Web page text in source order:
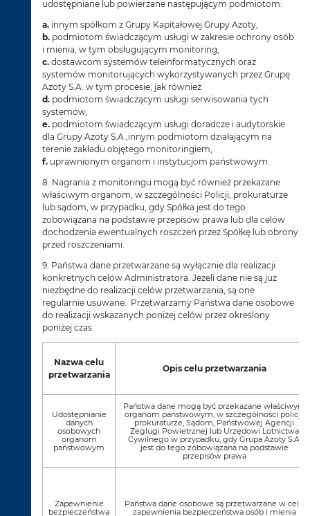
udostępniane lub powierzane następującym podmiotom:
a. innym spółkom z Grupy Kapitałowej Grupy Azoty,
b. podmiotom świadczącym usługi w zakresie ochrony osób
i mienia, w tym obsługującym monitoring,
c.dostawcom systemów teleinformatycznych oraz
systemów monitorujących wykorzystywanych przez Grupę
Azoty S.A. w tym procesie, jak również
d. podmiotom świadczącym usługi serwisowania tych
systemów,
e. podmiotom świadczącym usługi doradcze i audytorskie
dla Grupy Azoty S.A.,innym podmiotom działającym na
terenie zakładu objętego monitoringiem,
f. uprawnionym organom i instytucjom państwowym.
8. Nagrania z monitoringu mogą być również przekazane
właściwym organom, w szczególności Policji, prokuraturze
lub sądom, w przypadku, gdy Spółka jest do tego
zobowiązana na podstawie przepisów prawa lub dla celów
dochodzenia ewentualnych roszczeń przez Spółkę lub obrony
przed roszczeniami.
9. Państwa dane przetwarzane są wyłącznie dla realizacji
konkretnych celów Administratora. Jeżeli dane nie są już
niezbędne do realizacji celów przetwarzania, są one
regularnie usuwane. Przetwarzamy Państwa dane osobowe
do realizacji wskazanych poniżej celów przez określony
poniżej czas.
Nazwa celu
przetwarzania
Opis celu przetwarzania
Udostępnianie
danych
osobowych
organom
państwowym
Państwa dane mogą być przekazane właściwym
organom państwowym, w szczególności policji,
prokuraturze, Sądom, Państwowej Agencji
Żeglugi Powietrznej lub Urzędowi Lotnictwa
Cywilnego w przypadku, gdy Grupa Azoty S.A.
jest do tego zobowiązana na podstawie
przepisów prawa
Zapewnienie
bezpieczeństwa
Państwa dane osobowe są przetwarzane w celu
zapewnienia bezpieczeństwa osób i mienia